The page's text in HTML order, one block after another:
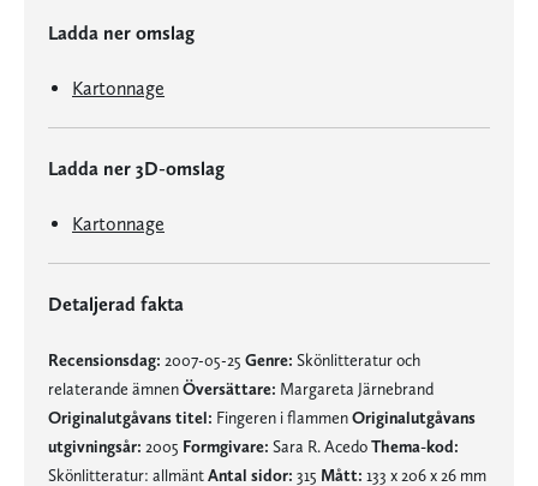
Ladda ner omslag
Kartonnage
Ladda ner 3D-omslag
Kartonnage
Detaljerad fakta
Recensionsdag: 2007-05-25 Genre: Skönlitteratur och
relaterande ämnenÖversättare: Margareta Järnebrand
Originalutgåvans titel: Fingeren i flammenOriginalutgåvans
utgivningsår: 2005 Formgivare: Sara R. AcedoThema-kod:
Skönlitteratur: allmäntAntal sidor: 315 Mått: 133 x 206 x 26 mm